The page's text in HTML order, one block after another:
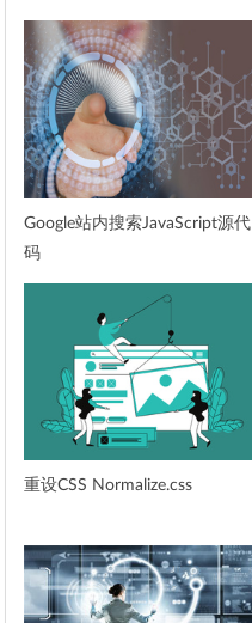
Google站内搜索JavaScript源代
码
重设CSS Normalize.css